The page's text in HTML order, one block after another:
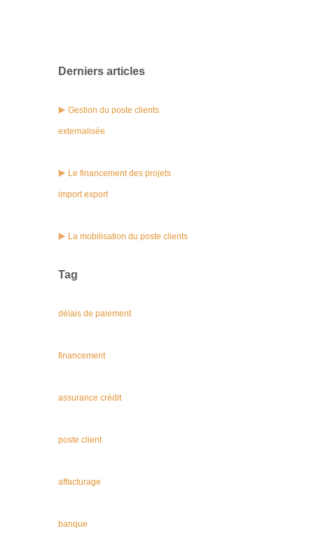
Derniers articles
Gestion du poste clients
externalisée
Le financement des projets
import export
La mobilisation du poste clients
Tag
délais de paiement
financement
assurance crédit
poste client
affacturage
banque